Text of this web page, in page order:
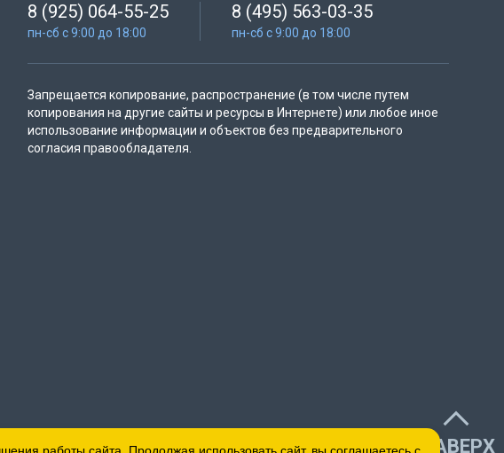
8 (925) 064-55-25
пн-сб с 9:00 до 18:00
8 (495) 563-03-35
пн-сб с 9:00 до 18:00
Запрещается копирование, распространение (в том числе путем
копирования на другие сайты и ресурсы в Интернете) или любое иное
использование информации и объектов без предварительного
согласия правообладателя.
НАВЕРХ